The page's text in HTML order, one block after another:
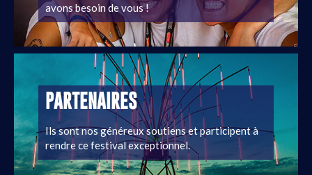
avons besoin de vous !
PARTENAIRES
Ils sont nos généreux soutiens et participent à
rendre ce festival exceptionnel.